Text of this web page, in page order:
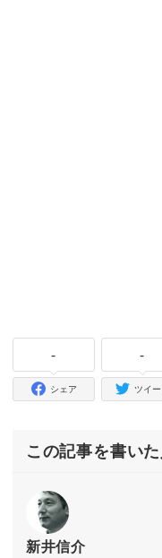
-
シェア
-
ツイー
この記事を書い
新井信介